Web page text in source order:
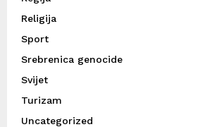
Religija
Sport
Srebrenica genocide
Svijet
Turizam
Uncategorized